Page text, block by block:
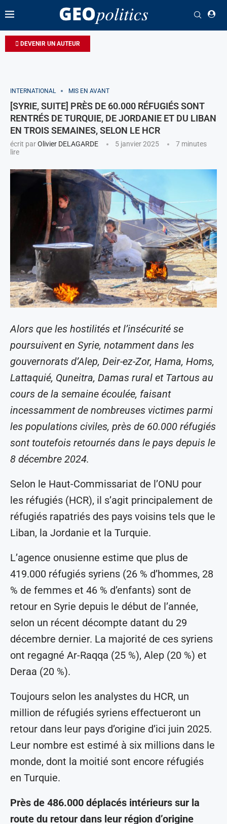
DEVENIR UN AUTEUR
INTERNATIONAL MIS EN AVANT
[SYRIE, SUITE] PRÈS DE 60.000 RÉFUGIÉS SONT
RENTRÉS DE TURQUIE, DE JORDANIE ET DU LIBAN
EN TROIS SEMAINES, SELON LE HCR
écrit parOlivier DELAGARDE 5 janvier 2025
7 minutes
lire
Alors que les hostilités et l’insécurité se
poursuivent en Syrie, notamment dans les
gouvernorats d’Alep, Deir-ez-Zor, Hama, Homs,
Lattaquié, Quneitra, Damas rural et Tartous au
cours de la semaine écoulée, faisant
incessamment de nombreuses victimes parmi
les populations civiles, près de 60.000 réfugiés
sont toutefois retournés dans le pays depuis le
8 décembre 2024.
Selon le Haut-Commissariat de l’ONU pour
les réfugiés (HCR), il s’agit principalement de
réfugiés rapatriés des pays voisins tels que le
Liban, la Jordanie et la Turquie.
L’agence onusienne estime que plus de
419.000 réfugiés syriens (26 % d’hommes, 28
% de femmes et 46 % d’enfants) sont de
retour en Syrie depuis le début de l’année,
selon un récent décompte datant du 29
décembre dernier. La majorité de ces syriens
ont regagné Ar-Raqqa (25 %), Alep (20 %) et
Deraa (20 %).
Toujours selon les analystes du HCR, un
million de réfugiés syriens effectueront un
retour dans leur pays d’origine d’ici juin 2025.
Leur nombre est estimé à six millions dans le
monde, dont la moitié sont encore réfugiés
en Turquie.
Près de 486.000 déplacés intérieurs sur la
route du retour dans leur région d’origine